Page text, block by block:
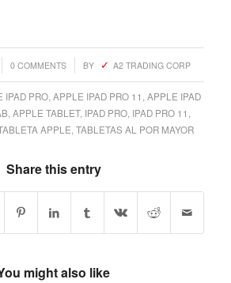
0 COMMENTS
/ BY A2 TRADING CORP
IPAD PRO, APPLE IPAD PRO 11 APPLE IPAD
, APPLE TABLET, IPAD PRO, IPAD PRO 11
APPLE TABLETAS AL POR MAYOR
Share this entry
might also like